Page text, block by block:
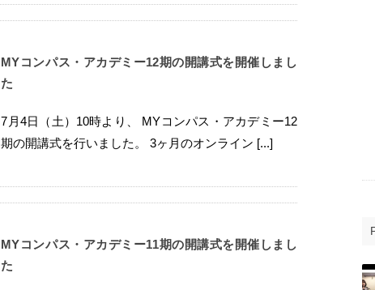
MYコンパス・アカデミー12期の開講式を開催しまし
た
7月4日（土）10時より、 MYコンパス・アカデミー12
期の開講式を行いました。 3ヶ月のオンライン [...]
MYコンパス・アカデミー11期の開講式を開催しまし
た